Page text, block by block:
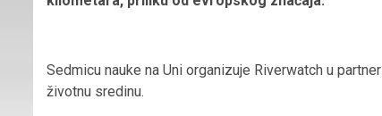
Sedmicu nauke na Uni organizuje Riverwatch u
životnu sredinu.